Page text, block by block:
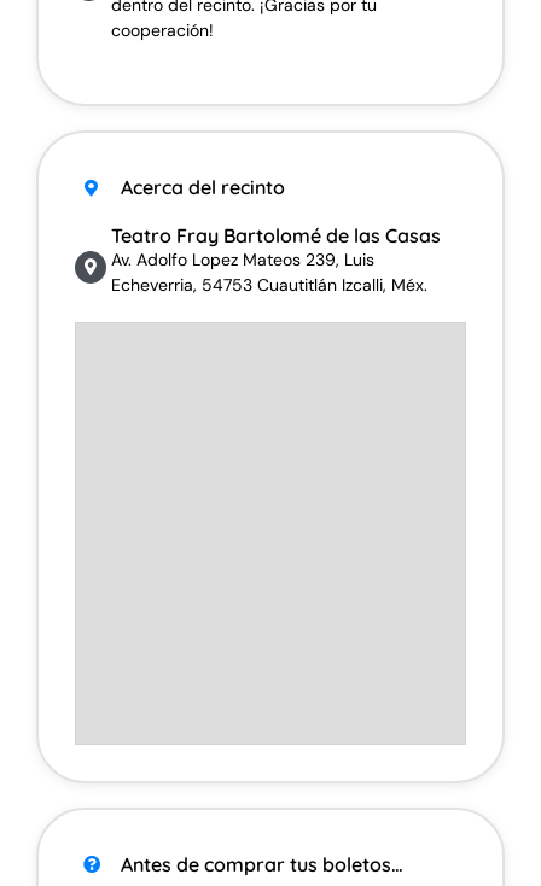
dentro del recinto. ¡Gracias por tu
cooperación!
Acerca del recinto
Teatro Fray Bartolomé de las Casas
Av. Adolfo Lopez Mateos 239, Luis
Echeverria, 54753 Cuautitlán Izcalli, Méx.
Antes de comprar tus boletos…